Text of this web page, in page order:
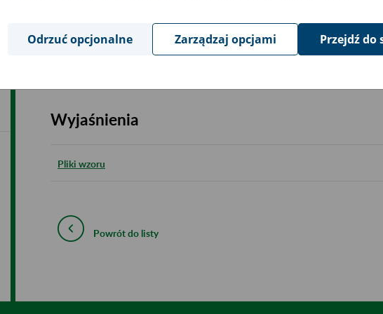
Wyjaśnienia
Pliki wzoru
Powrót do listy
Odrzuć opcjonalne Zarządzaj opcjami Przejdź do